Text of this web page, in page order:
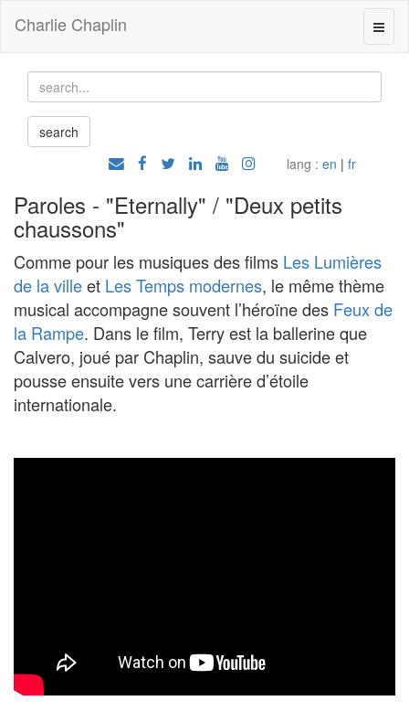
Charlie Chaplin
lang : en | fr
Paroles - "Eternally" / "Deux petits
chaussons"
Comme pour les musiques des films Les Lumières
de la villeet Les Temps modernes, le même thème
musical accompagne souvent l’héroïne des Feux de
la Rampe. Dans le film, Terry est la ballerine que
Calvero, joué par Chaplin, sauve du suicide et
pousse ensuite vers une carrière d’étoile
internationale.